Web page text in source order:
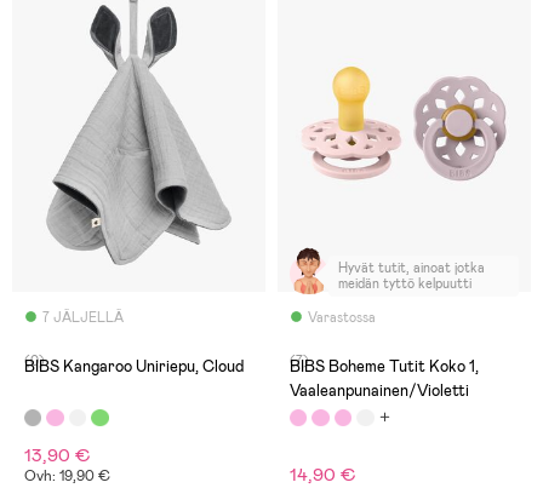
7 JÄLJELLÄ
(0)
BIBS Kangaroo Uniriepu, Cloud
13,90 €
Ovh: 19,90 €
Varastossa
Hyvät tutit, ainoat jotka
meidän tyttö kelpuutti
(7)
BIBS Boheme Tutit Koko 1,
Vaaleanpunainen/Violetti
14,90 €